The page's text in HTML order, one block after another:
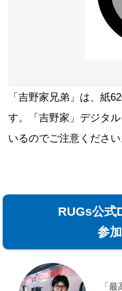
「吉野家兄弟」は、紙
す。「吉野家」デジタ
いるのでご注意ください
RUGs公式
参
「